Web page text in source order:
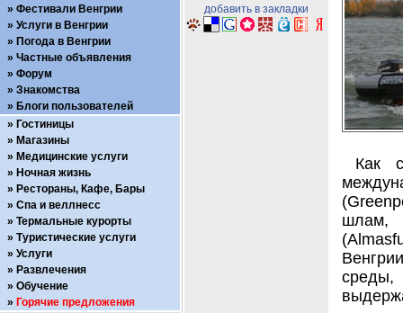
добавить в закладки
Как
шлам,
Фестивали Венгрии
Услуги в Венгрии
Погода в Венгрии
Частные объявления
Форум
Знакомства
Блоги пользователей
Гостиницы
Магазины
Медицинские услуги
Ночная жизнь
Рестораны, Кафе, Бары
Спа и веллнесс
Термальные курорты
Туристические услуги
Услуги
Развлечения
Обучение
Горячие предложения